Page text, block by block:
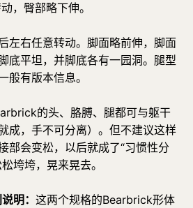
，臀部略下伸。
左右任意转动。脚面略前伸，脚面
底平坦，并脚底各有一园洞。腿型
般有版本信息。
的头、胳膊、腿都可与躯干
成，手不可分离）。但不建议这样
部会变松，以后就成了“习惯性分
垮垮，晃来晃去。
明： 这两个规格的Bearbrick形体